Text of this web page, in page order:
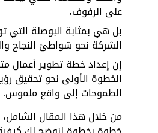
على الرفوف،
بل هي بمثابة البوصلة التي
الشركة نحو شواطئ النجاح
إن إعداد خطة تطوير أعمال
الخطوة الأولى نحو تحقيق
الطموحات إلى واقع ملموس.
من خلال هذا المقال